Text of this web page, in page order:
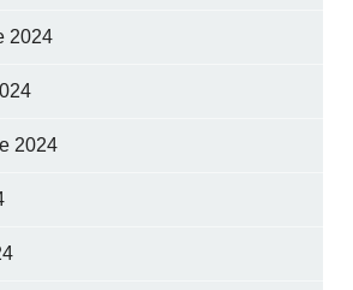
2024
2024